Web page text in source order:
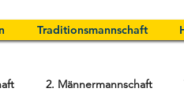
Traditionsmannschaft
2. Männermannschaft